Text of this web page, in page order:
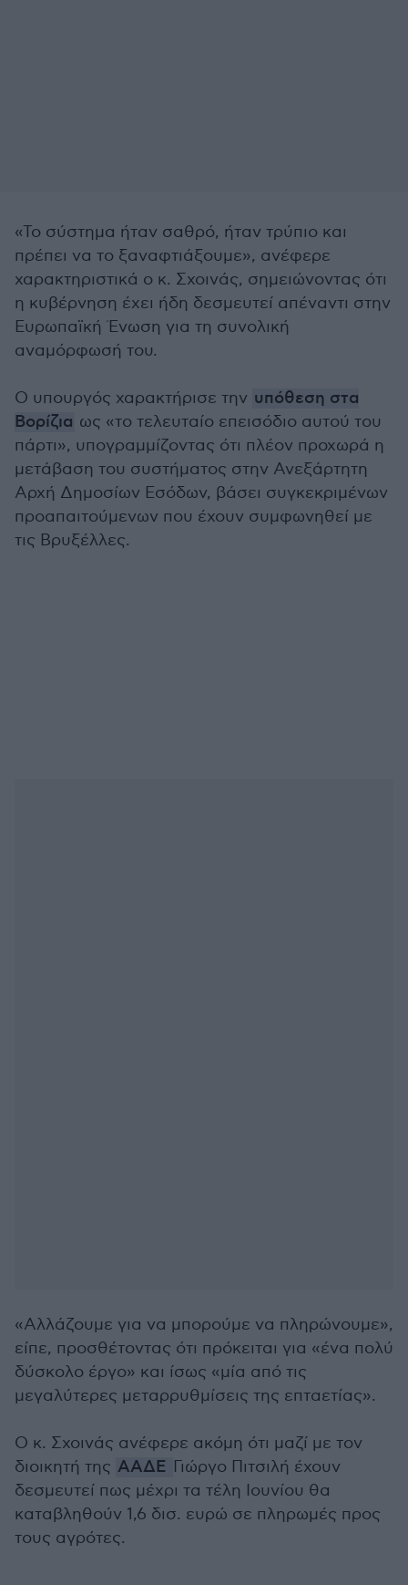
«Το σύστημα ήταν σαθρό, ήταν τρύπιο και
πρέπει να το ξαναφτιάξουμε», ανέφερε
χαρακτηριστικά ο κ. Σχοινάς, σημειώνοντας ότι
η κυβέρνηση έχει ήδη δεσμευτεί απέναντι στην
Ευρωπαϊκή Ένωση για τη συνολική
αναμόρφωσή του.
Ο υπουργός χαρακτήρισε την υπόθεση στα
Βορίζια ως «το τελευταίο επεισόδιο αυτού του
πάρτι», υπογραμμίζοντας ότι πλέον προχωρά η
μετάβαση του συστήματος στην Ανεξάρτητη
Αρχή Δημοσίων Εσόδων, βάσει συγκεκριμένων
προαπαιτούμενων που έχουν συμφωνηθεί με
τις Βρυξέλλες.
«Αλλάζουμε για να μπορούμε να πληρώνουμε»,
είπε, προσθέτοντας ότι πρόκειται για «ένα πολύ
δύσκολο έργο» και ίσως «μία από τις
μεγαλύτερες μεταρρυθμίσεις της επταετίας».
Ο κ. Σχοινάς ανέφερε ακόμη ότι μαζί με τον
διοικητή της ΑΑΔΕ Γιώργο Πιτσιλή έχουν
δεσμευτεί πως μέχρι τα τέλη Ιουνίου θα
καταβληθούν 1,6 δισ. ευρώ σε πληρωμές προς
τους αγρότες.